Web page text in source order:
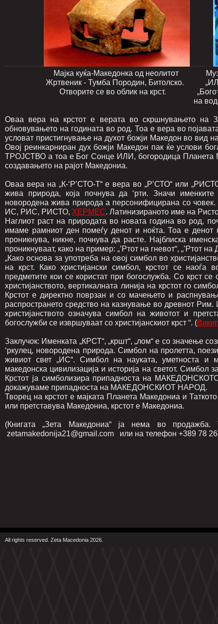
....................
...........
Мајка куќа-Македонка од неолитот Музеј
Жртвеник - Тумба Породин, Битолско. „ИЛИ
Отворите се во облик на крст. „Богот ИЛИ
на вода, заедно со
Оваа вера на крстот е верата во скршнувањето на
обновувањето на годината во род. Тоа е вера во
условат пристигнување на духот божји Македон во
Овој реинкарниран дух божји Македон пак ќе услови
ТРОЈСТВО а тоа е Бог Сонце ИЛИ, богородица Планета
создавањето на рајот Македониа.
Оваа вера на „К-‘Р’СТО-Т“ е вера во „Р’СТО“ или
жива природа, која почнува да ‘рти. Значи
новородена жива природа а персонифицирана со
ИС, РИС, РИСТО, ХЕРМЕС. Латинизираното име на
Наглиот раст на природата во новата година во род,
имаме рамниот ден помеѓу денот и ноќта. Тоа е денот
проникнува, никне, почнува да расте. Најблиска
проникнуваат, како на пример: „’Ртот на гневот“, „’Ртот
„Како основа за употреба на овој симбол во
на крст. Како христијански симбол, крстот се наоѓа
предметите кои се користат при богослужба. Со крст
христијанството, вертикалната линија на крстот го
Крстот е директно поврзан и со мачењето и
распространето средство на казнување во древнот
христијанството означува симбол на животот и
богослужби се извршуваат со христијанскиот крст “. (
Заклучок: Именката „КРСТ“, „кршт“, „лом“ е со значење
‘ркулец, новородена природа. Симбол на пролетта,
живиот свет „ИС“. Симбол на науката, уметноста и
македонска цивилизација и историја на светот. Симбол
Крстот ја симболизира припадноста на
докажуваме припадноста на МАКЕДОНСКИОТ НАРОД.
Творец на крстот е мајката Планета Македониа и
или претставува Македониа, крстот е Македониа.
(Книгата „Зета Македониа“ ја нема во
zetamakedonija21@gmail.com или на телефон +389 78
All rights reserved. Zeta Macedonia 2026.